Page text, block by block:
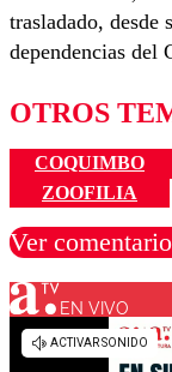
trasladado, desde
dependencias del
OTROS
COQUIMBO
ZOOFILIA
Ver
Los
EN VIVO